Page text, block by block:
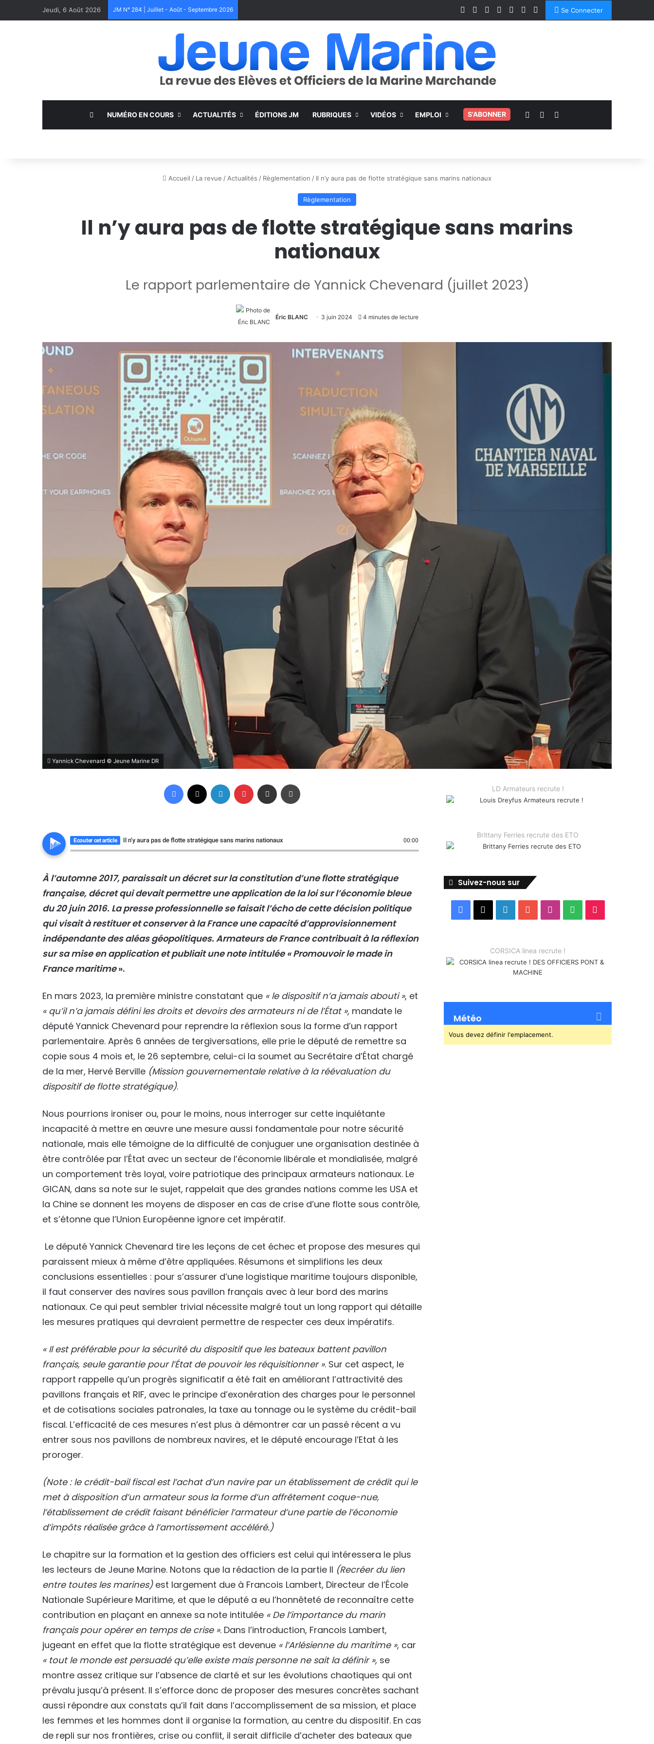
Jeudi, 6 Août 2026 JM N° 284 | Juillet - Août - Septembre 2026 FacebookLinkedinYouTubeInstagram
SpotifyTikTokSe Connecter
NUMÉRO EN COURS ACTUALITÉS ÉDITIONS JM RUBRIQUES VIDÉOS EMPLOI S'ABONNER Voir votre panier
Switch skin
Accueil / La revue / Actualités / Règlementation / Il n’y aura pas de flotte stratégique sans marins nationaux
Règlementation
Il n’y aura pas de flotte stratégique sans marins
nationaux
Le rapport parlementaire de Yannick Chevenard (juillet 2023)
Éric BLANC 3 juin 2024 4 minutes de lecture
Yannick Chevenard © Jeune Marine DR
Facebook Linkedin Pinterest Partager par email
Ecouter cet article Il n’y aura pas de flotte stratégique sans marins nationaux 00:00
À l’automne 2017, paraissait un décret sur la constitution d’une flotte stratégique
française, décret qui devait permettre une application de la loi sur l’économie bleue
du 20 juin 2016. La presse professionnelle se faisait l’écho de cette décision politique
qui visait à restituer et conserver à la France une capacité d’approvisionnement
indépendante des aléas géopolitiques. Armateurs de France contribuait à la réflexion
sur sa mise en application et publiait une note intitulée « Promouvoir le made in
France maritime».
En mars 2023, la première ministre constatant que « le dispositif n’a jamais abouti », et
« qu’il n’a jamais défini les droits et devoirs des armateurs ni de l’État », mandate le
député Yannick Chevenard pour reprendre la réflexion sous la forme d’un rapport
parlementaire. Après 6 années de tergiversations, elle prie le député de remettre sa
copie sous 4 mois et, le 26 septembre, celui-ci la soumet au Secrétaire d’État chargé
de la mer, Hervé Berville (Mission gouvernementale relative à la réévaluation du
dispositif de flotte stratégique).
Nous pourrions ironiser ou, pour le moins, nous interroger sur cette inquiétante
incapacité à mettre en œuvre une mesure aussi fondamentale pour notre sécurité
nationale, mais elle témoigne de la difficulté de conjuguer une organisation destinée à
être contrôlée par l’État avec un secteur de l’économie libérale et mondialisée, malgré
un comportement très loyal, voire patriotique des principaux armateurs nationaux. Le
GICAN, dans sa note sur le sujet, rappelait que des grandes nations comme les USA et
la Chine se donnent les moyens de disposer en cas de crise d’une flotte sous contrôle,
et s’étonne que l’Union Européenne ignore cet impératif.
Le député Yannick Chevenard tire les leçons de cet échec et propose des mesures qui
paraissent mieux à même d’être appliquées. Résumons et simplifions les deux
conclusions essentielles : pour s’assurer d’une logistique maritime toujours disponible,
il faut conserver des navires sous pavillon français avec à leur bord des marins
nationaux. Ce qui peut sembler trivial nécessite malgré tout un long rapport qui détaille
les mesures pratiques qui devraient permettre de respecter ces deux impératifs.
« Il est préférable pour la sécurité du dispositif que les bateaux battent pavillon
français, seule garantie pour l’État de pouvoir les réquisitionner ». Sur cet aspect, le
rapport rappelle qu’un progrès significatif a été fait en améliorant l’attractivité des
pavillons français et RIF, avec le principe d’exonération des charges pour le personnel
et de cotisations sociales patronales, la taxe au tonnage ou le système du crédit-bail
fiscal. L’efficacité de ces mesures n’est plus à démontrer car un passé récent a vu
entrer sous nos pavillons de nombreux navires, et le député encourage l’Etat à les
proroger.
(Note : le crédit-bail fiscal est l’achat d’un navire par un établissement de crédit qui le
met à disposition d’un armateur sous la forme d’un affrêtement coque-nue,
l’établissement de crédit faisant bénéficier l’armateur d’une partie de l’économie
d’impôts réalisée grâce à l’amortissement accéléré.)
Le chapitre sur la formation et la gestion des officiers est celui qui intéressera le plus
les lecteurs de Jeune Marine. Notons que la rédaction de la partie II (Recréer du lien
entre toutes les marines)est largement due à Francois Lambert, Directeur de l’École
Nationale Supérieure Maritime, et que le député a eu l’honnêteté de reconnaître cette
contribution en plaçant en annexe sa note intitulée « De l’importance du marin
français pour opérer en temps de crise ». Dans l’introduction, Francois Lambert,
jugeant en effet que la flotte stratégique est devenue « l’Arlésienne du maritime », car
« tout le monde est persuadé qu’elle existe mais personne ne sait la définir », se
montre assez critique sur l’absence de clarté et sur les évolutions chaotiques qui ont
prévalu jusqu’à présent. Il s’efforce donc de proposer des mesures concrètes sachant
aussi répondre aux constats qu’il fait dans l’accomplissement de sa mission, et place
les femmes et les hommes dont il organise la formation, au centre du dispositif. En cas
de repli sur nos frontières, crise ou conflit, il serait difficile d’acheter des bateaux que
LD Armateurs recrute !
Brittany Ferries recrute des ETO
Suivez-nous sur
Facebook LinkedinYouTubeInstagram
Spotify
CORSICA linea recrute !
Météo
Vous devez définir l'emplacement.